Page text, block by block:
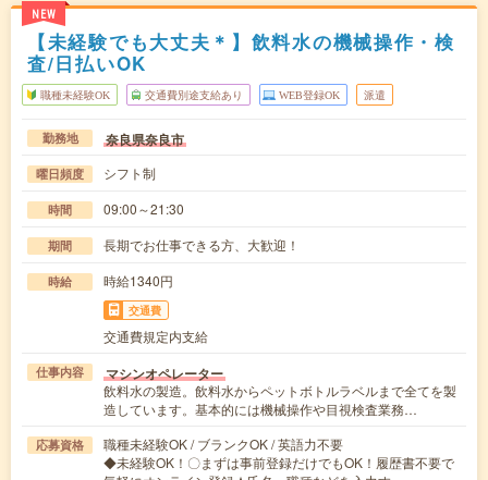
NEW
【未経験でも大丈夫＊】飲料水の機械操作・検
査/日払いOK
職種未経験OK 交通費別途支給あり WEB登録OK 派遣
勤務地 奈良県奈良市
曜日頻度 シフト制
時間 09:00～21:30
期間 長期でお仕事できる方、大歓迎！
時給 時給1340円
交通費
交通費規定内支給
仕事内容 マシンオペレーター
飲料水の製造。飲料水からペットボトルラベルまで全てを製
造しています。基本的には機械操作や目視検査業務…
応募資格
職種未経験OK / ブランクOK / 英語力不要
◆未経験OK！〇まずは事前登録だけでもOK！履歴書不要で